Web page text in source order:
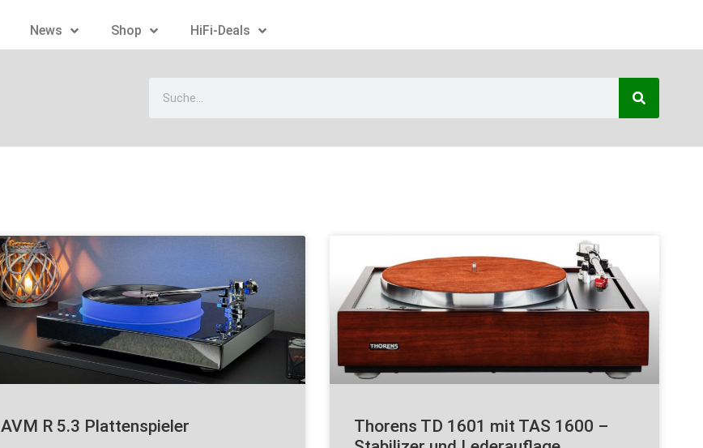
News Shop HiFi-Deals
AVM R 5.3 Plattenspieler
Thorens TD 1601 mit TAS 1600 –